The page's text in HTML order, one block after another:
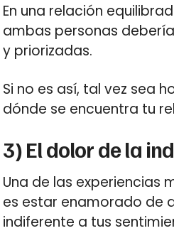
En una relación
ambas personas
y priorizadas.
Si no es así, tal vez sea
dónde se encuentra tu
3) El dolor de la
Una de las experiencias
es estar enamorado de
indiferente a tus